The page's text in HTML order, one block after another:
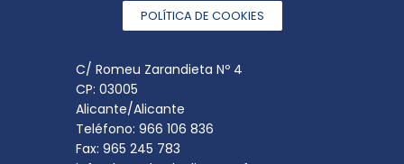
POLÍTICA DE COOKIES
C/ Romeu Zarandieta Nº 4
CP: 03005
Alicante/Alicante
Teléfono: 966 106 836
Fax: 965 245 783